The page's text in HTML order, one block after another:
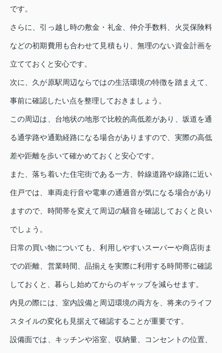
です。
さらに、引っ越し時の敷金・礼金、仲介手数料、火災保険料
などの初期費用も合わせて見積もり、無理のない資金計画を
立てておくと安心です。
次に、久が原駅周辺ならではの生活環境の特徴を踏まえて、
事前に確認したい点を整理しておきましょう。
この周辺は、台地状の地形で比較的高低差があり、坂道を通
る通学路や通勤経路になる場合がありますので、実際の高低
差や距離を歩いて確かめておくと安心です。
また、落ち着いた住宅街である一方、幹線道路や線路に近い
住戸では、車両走行音や電車の通過音が気になる場合があり
ますので、時間帯を変えて周辺の騒音を確認しておくと良い
でしょう。
日常の買い物についても、利用しやすいスーパーや商店街ま
での距離、営業時間、品揃えを実際に利用する時間帯に確認
しておくと、暮らし始めてからのギャップを減らせます。
内見の際には、室内設備と周辺環境の両方を、将来のライフ
スタイルの変化も見据えて確認することが重要です。
設備面では、キッチンや浴室、収納量、コンセントの位置、